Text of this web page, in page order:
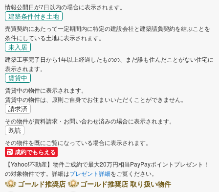
情報公開日が7日以内の場合に表示されます。
建築条件付き土地
売買契約にあたって一定期間内に特定の建設会社と建築請負契約を結ぶことを
条件にしている土地に表示されます。
未入居
建築工事完了日から1年以上経過したものの、まだ誰も住んだことがない住宅に
表示されます。
賃貸中
賃貸中の物件に表示されます。
賃貸中の物件は、原則ご自身でお住まいいただくことができません。
請求済
その物件が資料請求・お問い合わせ済みの場合に表示されます。
既読
その物件を既にご覧になっている場合に表示されます。
成約でもらえる
【Yahoo!不動産】物件ご成約で最大20万円相当PayPayポイントプレゼント！
の対象物件です。詳細はプレゼント詳細をご覧ください。
ゴールド推奨店
ゴールド推奨店 取り扱い物件